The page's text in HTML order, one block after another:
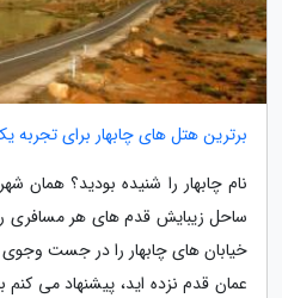
برترین هتل های چابهار برای
نام چابهار را شنیده بودید؟
ساحل زیبایش قدم های هر مسافری را
خیابان های چابهار را در جست وجوی
عمان قدم نزده اید، پیشنهاد می کنم